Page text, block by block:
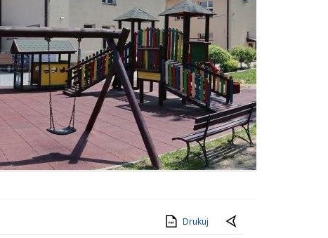
Drukuj